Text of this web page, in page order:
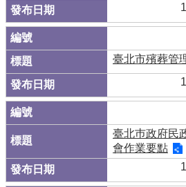
臺北市殯葬管
臺北巿政府民
會作業要點